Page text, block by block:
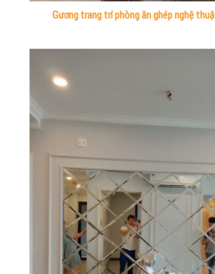
Gương trang trí phòng ăn ghép nghệ